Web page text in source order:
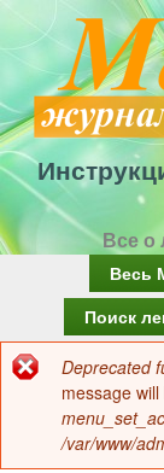
Все о
а
в
о
Весь
Поиск
об
ошибке
Deprecated
message
/var/www/